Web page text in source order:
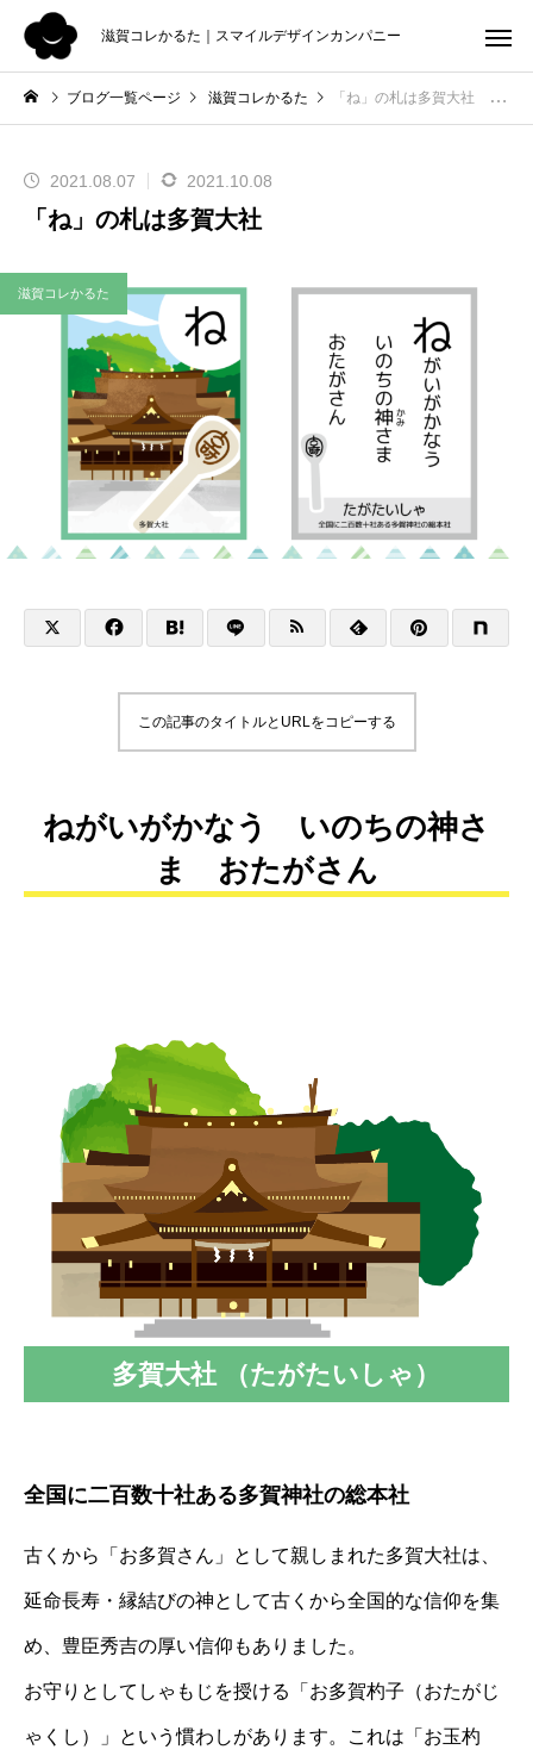
滋賀コレかるた｜スマイルデザインカンパニー
ブログ一覧ページ 滋賀コレかるた 「ね」の札は多賀大社
2021.08.07 2021.10.08
「ね」の札は多賀大社
滋賀コレかるた
この記事のタイトルとURLをコピーする
ねがいがかなう いのちの神さ
ま おたがさん
多賀大社 （たがたいしゃ）
全国に二百数十社ある多賀神社の総本社
古くから「お多賀さん」として親しまれた多賀大社は、
延命⻑寿・縁結びの神として古くから全国的な信仰を集
め、豊⾂秀吉の厚い信仰もありました。
お守りとしてしゃもじを授ける「お多賀杓子（おたがじ
ゃくし）」という慣わしがあります。これは「お玉杓